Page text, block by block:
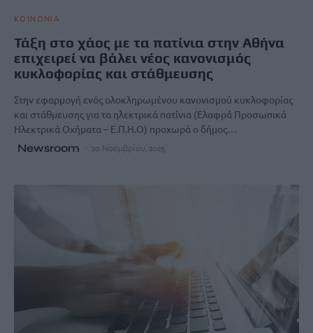
ΚΟΙΝΩΝΙΑ
Τάξη στο χάος με τα πατίνια στην Αθήνα
επιχειρεί να βάλει νέος κανονισμός
κυκλοφορίας και στάθμευσης
Στην εφαρμογή ενός ολοκληρωμένου κανονισμού κυκλοφορίας
και στάθμευσης για τα ηλεκτρικά πατίνια (Ελαφρά Προσωπικά
Ηλεκτρικά Οχήματα – Ε.Π.Η.Ο) προχωρά ο δήμος…
Newsroom 20 Νοεμβρίου, 2025